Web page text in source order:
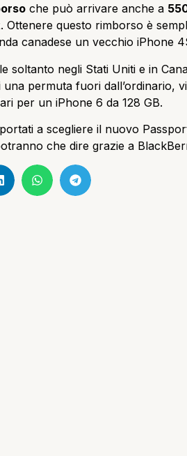
che può arrivare anche a
. Ottenere questo rimborso è
canadese un vecchio iPhone
soltanto negli Stati Uniti e in
permuta fuori dall’ordinario,
per un iPhone 6 da 128 GB.
a scegliere il nuovo
che dire grazie a